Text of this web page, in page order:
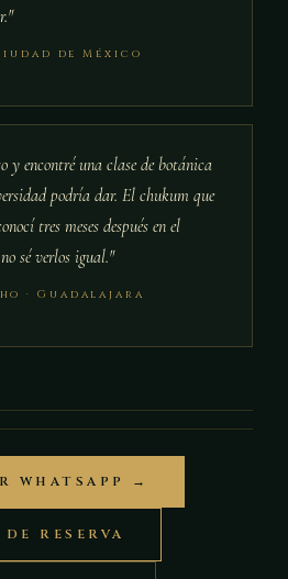
de México
y encontré una clase de botánica
podría dar. El chukum que
tres meses después en el
sé verlos igual."
· Guadalajara
WHATSAPP →
RESERVA